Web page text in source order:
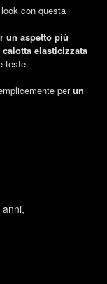
con questa
un aspetto più
calotta elasticizzata
teste.
perun
anni